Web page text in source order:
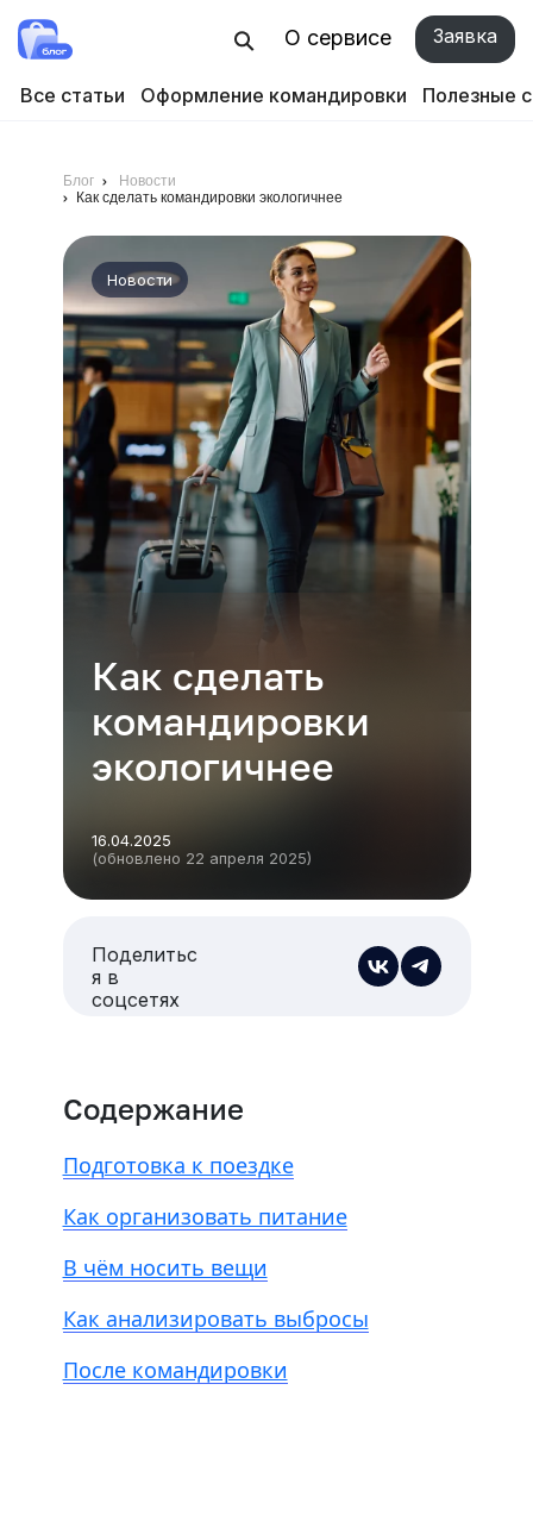
О сервисе Заявка
Все статьи Оформление командировки Полезные
Блог
Новости
Как сделать командировки экологичнее
Новости
Как сделать
командировки
экологичнее
16.04.2025
(обновлено 22 апреля 2025)
Содержание
Подготовка к поездке
Как организовать питание
В чём носить вещи
Как анализировать выбросы
После командировки
Поделитьс
я в
соцсетях